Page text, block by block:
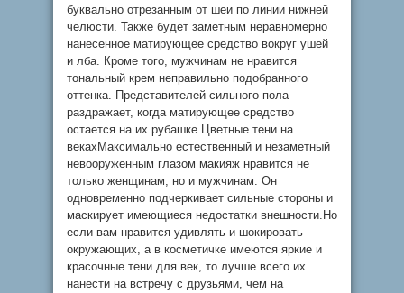
буквально отрезанным от шеи по линии нижней
челюсти. Также будет заметным неравномерно
нанесенное матирующее средство вокруг ушей
и лба. Кроме того, мужчинам не нравится
тональный крем неправильно подобранного
оттенка. Представителей сильного пола
раздражает, когда матирующее средство
остается на их рубашке.Цветные тени на
векахМаксимально естественный и незаметный
невооруженным глазом макияж нравится не
только женщинам, но и мужчинам. Он
одновременно подчеркивает сильные стороны и
маскирует имеющиеся недостатки внешности.Но
если вам нравится удивлять и шокировать
окружающих, а в косметичке имеются яркие и
красочные тени для век, то лучше всего их
нанести на встречу с друзьями, чем на